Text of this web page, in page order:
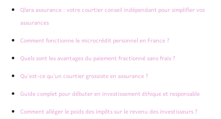
Qlara assurance : votre courtier conseil indépendant pour simplifier vos
assurances
Comment fonctionne le microcrédit personnel en France ?
Quels sont les avantages du paiement fractionné sans frais ?
Qu’est-ce qu’un courtier grossiste en assurance ?
Guide complet pour débuter en investissement éthique et responsable
Comment alléger le poids des impôts sur le revenu des investisseurs ?